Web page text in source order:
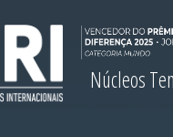
Núcleos